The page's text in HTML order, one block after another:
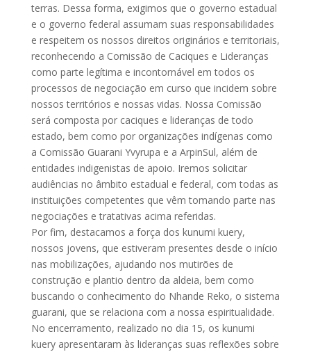
terras. Dessa forma, exigimos que o governo estadual
e o governo federal assumam suas responsabilidades
e respeitem os nossos direitos originários e territoriais,
reconhecendo a Comissão de Caciques e Lideranças
como parte legítima e incontornável em todos os
processos de negociação em curso que incidem sobre
nossos territórios e nossas vidas. Nossa Comissão
será composta por caciques e lideranças de todo
estado, bem como por organizações indígenas como
a Comissão Guarani Yvyrupa e a ArpinSul, além de
entidades indigenistas de apoio. Iremos solicitar
audiências no âmbito estadual e federal, com todas as
instituições competentes que vêm tomando parte nas
negociações e tratativas acima referidas.
Por fim, destacamos a força dos kunumi kuery,
nossos jovens, que estiveram presentes desde o início
nas mobilizações, ajudando nos mutirões de
construção e plantio dentro da aldeia, bem como
buscando o conhecimento do Nhande Reko, o sistema
guarani, que se relaciona com a nossa espiritualidade.
No encerramento, realizado no dia 15, os kunumi
kuery apresentaram às lideranças suas reflexões sobre